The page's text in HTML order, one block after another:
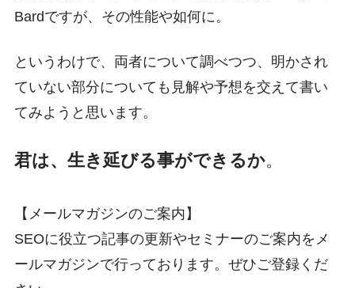
Bardですが、その性能や如何に。
というわけで、両者について調べつつ、明かされ
ていない部分についても見解や予想を交えて書い
てみようと思います。
君は、生き延びる事ができるか。
【メールマガジンのご案内】
SEOに役立つ記事の更新やセミナーのご案内をメ
ールマガジンで行っております。ぜひご登録くだ